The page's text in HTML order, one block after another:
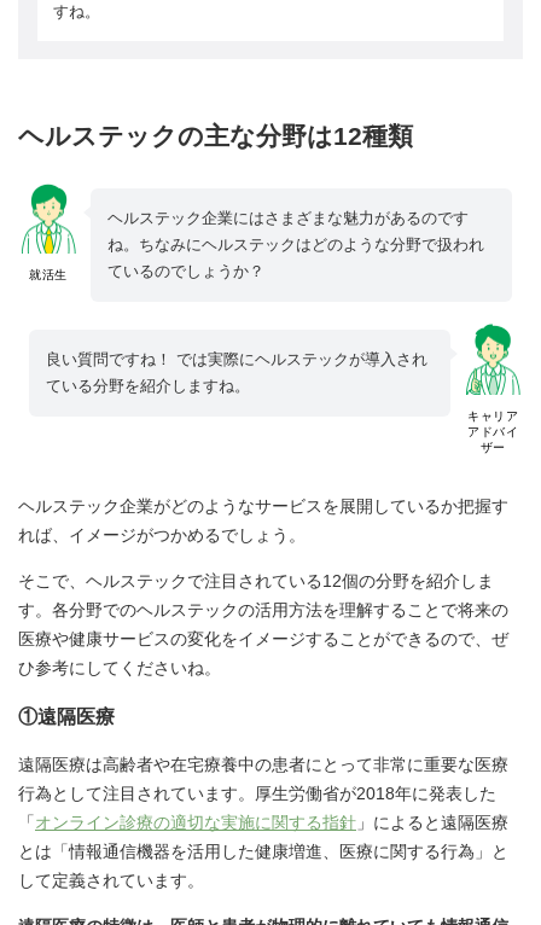
すね。
ヘルステックの主な分野は12種類
就活生
ヘルステック企業にはさまざまな魅力があるのです
ね。ちなみにヘルステックはどのような分野で扱われ
ているのでしょうか？
キャリア
アドバイ
ザー
良い質問ですね！ では実際にヘルステックが導入され
ている分野を紹介しますね。
ヘルステック企業がどのようなサービスを展開しているか把握す
れば、イメージがつかめるでしょう。
そこで、ヘルステックで注目されている12個の分野を紹介しま
す。各分野でのヘルステックの活用方法を理解することで将来の
医療や健康サービスの変化をイメージすることができるので、ぜ
ひ参考にしてくださいね。
①遠隔医療
遠隔医療は高齢者や在宅療養中の患者にとって非常に重要な医療
行為として注目されています。厚生労働省が2018年に発表した
「オンライン診療の適切な実施に関する指針 」によると遠隔医療
とは「情報通信機器を活用した健康増進、医療に関する行為」と
して定義されています。